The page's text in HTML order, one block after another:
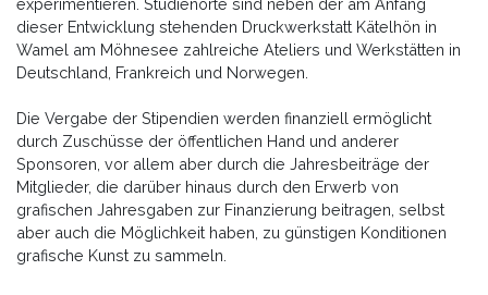
dieser Entwicklung stehenden Druckwerkstatt Kätelhön in
Wamel am Möhnesee zahlreiche Ateliers und Werkstätten in
Deutschland, Frankreich und Norwegen.
Die Vergabe der Stipendien werden finanziell ermöglicht
durch Zuschüsse der öffentlichen Hand und anderer
Sponsoren, vor allem aber durch die Jahresbeiträge der
Mitglieder, die darüber hinaus durch den Erwerb von
grafischen Jahresgaben zur Finanzierung beitragen, selbst
aber auch die Möglichkeit haben, zu günstigen Konditionen
grafische Kunst zu sammeln.